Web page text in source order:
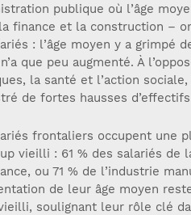
publique où l’âge
finance et la construction –
: l’âge moyen y a grimpé
que peu augmenté. À
la santé et l’action
de fortes hausses
frontaliers occupent une
vieilli : 61 % des salariés
ou 71 % de l’industrie
de leur âge moyen
soulignant leur rôle clé